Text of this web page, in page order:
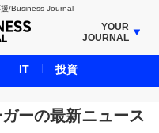
/Business Journal
YOUR
JOURNAL
JOURNAL
ーの最新ニュース
IT 投資